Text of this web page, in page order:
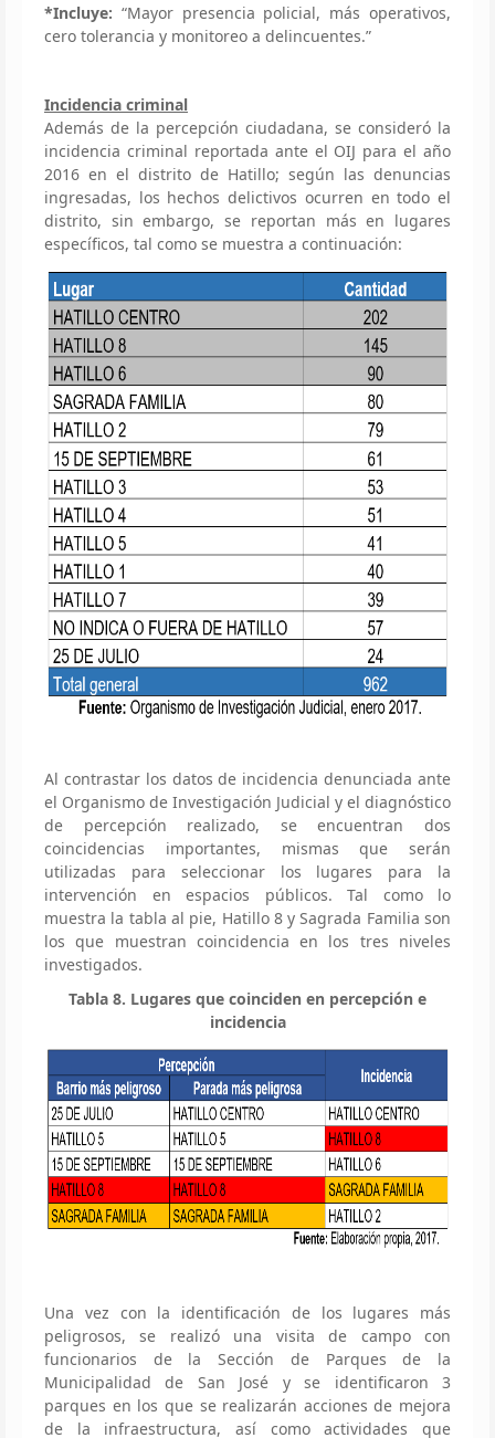
*Incluye: “Mayor presencia policial, más operativos,
cero tolerancia y monitoreo a delincuentes.”
Incidencia criminal
Además de la percepción ciudadana, se consideró la
incidencia criminal reportada ante el OIJ para el año
2016 en el distrito de Hatillo; según las denuncias
ingresadas, los hechos delictivos ocurren en todo el
distrito, sin embargo, se reportan más en lugares
específicos, tal como se muestra a continuación:
Al contrastar los datos de incidencia denunciada ante
el Organismo de Investigación Judicial y el diagnóstico
de percepción realizado, se encuentran dos
coincidencias importantes, mismas que serán
utilizadas para seleccionar los lugares para la
intervención en espacios públicos. Tal como lo
muestra la tabla al pie, Hatillo 8 y Sagrada Familia son
los que muestran coincidencia en los tres niveles
investigados.
Tabla 8. Lugares que coinciden en percepción e
incidencia
Una vez con la identificación de los lugares más
peligrosos, se realizó una visita de campo con
funcionarios de la Sección de Parques de la
Municipalidad de San José y se identificaron 3
parques en los que se realizarán acciones de mejora
de la infraestructura, así como actividades que